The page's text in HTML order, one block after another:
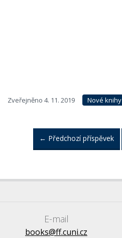
Zveřejněno 4. 11. 2019 Nové knihy
← Předchozí příspěvek
E-mail
books@ff.cuni.cz